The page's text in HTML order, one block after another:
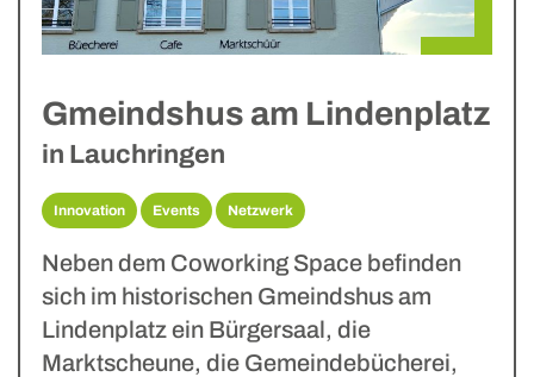
Gmeindshus am Lindenplatz
in Lauchringen
Innovation Events Netzwerk
Neben dem Coworking Space befinden
sich im historischen Gmeindshus am
Lindenplatz ein Bürgersaal, die
Marktscheune, die Gemeindebücherei,